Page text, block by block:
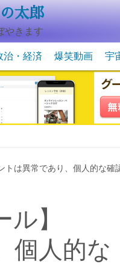
太郎
やきます
治・経済 爆笑動画
動物系の爆笑
宇
未
宇
トは異常であり、個人的な確
】
個人的な